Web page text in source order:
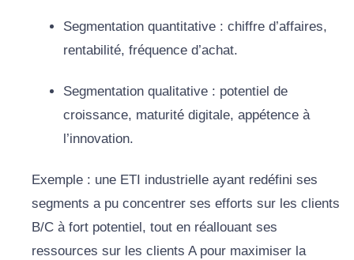
Segmentation quantitative : chiffre d’affaires,
rentabilité, fréquence d’achat.
Segmentation qualitative : potentiel de
croissance, maturité digitale, appétence à
l’innovation.
Exemple : une ETI industrielle ayant redéfini ses
segments a pu concentrer ses efforts sur les clients
B/C à fort potentiel, tout en réallouant ses
ressources sur les clients A pour maximiser la